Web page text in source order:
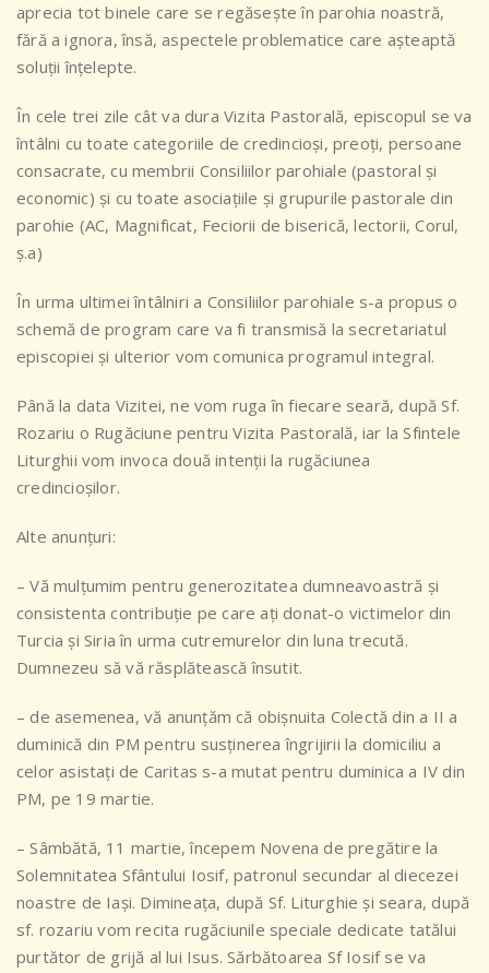
aprecia tot binele care se regăsește în parohia noastră,
fără a ignora, însă, aspectele problematice care așteaptă
soluții înțelepte.
În cele trei zile cât va dura Vizita Pastorală, episcopul se va
întâlni cu toate categoriile de credincioși, preoți, persoane
consacrate, cu membrii Consiliilor parohiale (pastoral și
economic) și cu toate asociațiile și grupurile pastorale din
parohie (AC, Magnificat, Feciorii de biserică, lectorii, Corul,
ș.a)
În urma ultimei întâlniri a Consiliilor parohiale s-a propus o
schemă de program care va fi transmisă la secretariatul
episcopiei și ulterior vom comunica programul integral.
Până la data Vizitei, ne vom ruga în fiecare seară, după Sf.
Rozariu o Rugăciune pentru Vizita Pastorală, iar la Sfintele
Liturghii vom invoca două intenții la rugăciunea
credincioșilor.
Alte anunțuri:
– Vă mulțumim pentru generozitatea dumneavoastră și
consistenta contribuție pe care ați donat-o victimelor din
Turcia și Siria în urma cutremurelor din luna trecută.
Dumnezeu să vă răsplătească însutit.
– de asemenea, vă anunțăm că obișnuita Colectă din a II a
duminică din PM pentru susținerea îngrijirii la domiciliu a
celor asistați de Caritas s-a mutat pentru duminica a IV din
PM, pe 19 martie.
– Sâmbătă, 11 martie, începem Novena de pregătire la
Solemnitatea Sfântului Iosif, patronul secundar al diecezei
noastre de Iași. Dimineața, după Sf. Liturghie și seara, după
sf. rozariu vom recita rugăciunile speciale dedicate tatălui
purtător de grijă al lui Isus. Sărbătoarea Sf Iosif se va